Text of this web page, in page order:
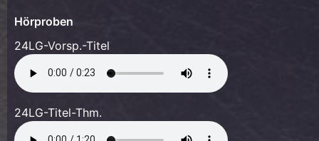
Hörproben
24LG-Vorsp.-Titel
24LG-Titel-Thm.